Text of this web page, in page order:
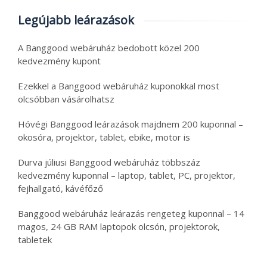
Legújabb leárazások
A Banggood webáruház bedobott közel 200
kedvezmény kupont
Ezekkel a Banggood webáruház kuponokkal most
olcsóbban vásárolhatsz
Hóvégi Banggood leárazások majdnem 200 kuponnal –
okosóra, projektor, tablet, ebike, motor is
Durva júliusi Banggood webáruház többszáz
kedvezmény kuponnal – laptop, tablet, PC, projektor,
fejhallgató, kávéfőző
Banggood webáruház leárazás rengeteg kuponnal – 14
magos, 24 GB RAM laptopok olcsón, projektorok,
tabletek